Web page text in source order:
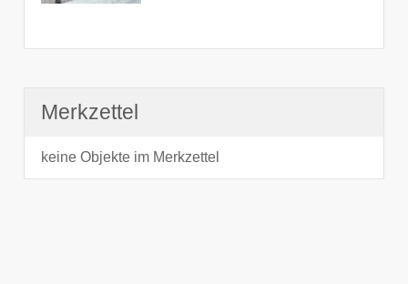
Merkzettel
keine Objekte im Merkzettel